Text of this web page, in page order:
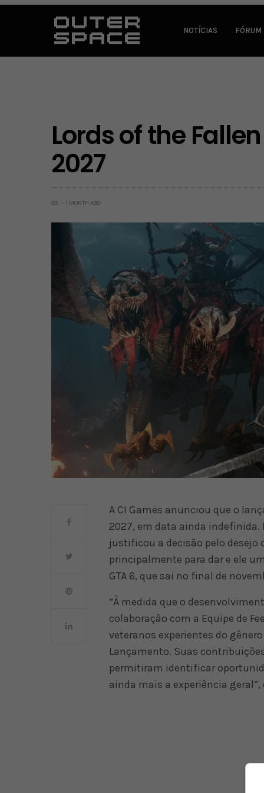
NOTÍCIAS FÓRUM
Lords of the
2027
OS 1 MONTH AGO
A CI Games anunciou que o
2027, em data ainda indefinida.
justificou a decisão pelo desejo
principalmente para dar e ele
GTA 6, que sai no final de
“À medida que o
colaboração com a Equipe de
veteranos experientes do
Lançamento. Suas
permitiram identificar
ainda mais a experiência geral”,